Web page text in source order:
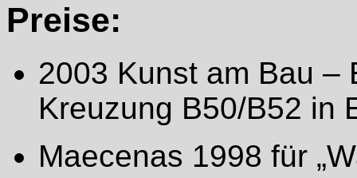
Preise:
2003 Kunst am Bau –
Kreuzung B50/B52 in
Maecenas 1998 für